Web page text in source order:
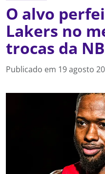
O alvo
Lakers no
trocas da
Publicado em 19 agosto